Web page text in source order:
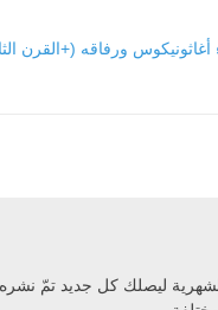
ورفاقه (+القرن
ليصلك كل جديد تمّ